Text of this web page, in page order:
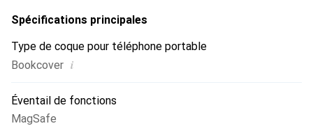
Spécifications principales
Type de coque pour téléphone portable
Bookcover i
Éventail de fonctions
MagSafe